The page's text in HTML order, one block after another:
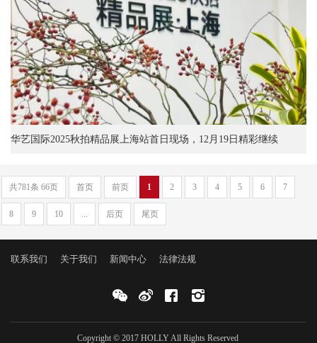
华艺国际2025秋拍精品展上海站首日现场，12月19日精彩继续
共781条 66页 首页 前页 1 2 3 4 5 6 7
8 9 10 后页 尾页
联系我们 关于我们 新闻中心 法律法规
Copyright © 2017 HOLLY All Rights Reserved